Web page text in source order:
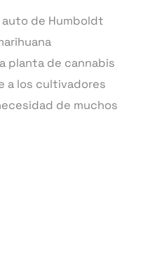
auto de Humboldt
planta de cannabis
a los cultivadores
de muchos